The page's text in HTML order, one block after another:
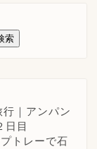
索
行｜アンパン
日目
トレーで石